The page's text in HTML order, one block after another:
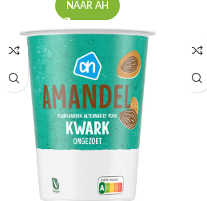
NAAR AH